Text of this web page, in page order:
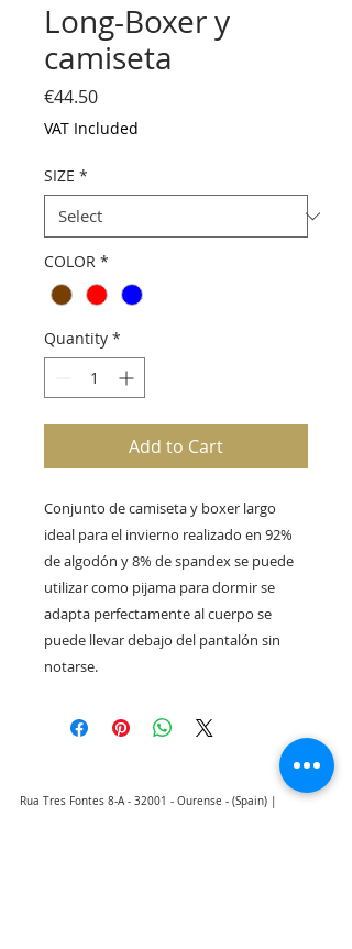
Long-Boxer y
camiseta
€44.50Price
VAT Included
SIZE *
COLOR *
Quantity *
Add to Cart
Conjunto de camiseta y boxer largo
ideal para el invierno realizado en 92%
de algodón y 8% de spandex se puede
utilizar como pijama para dormir se
adapta perfectamente al cuerpo se
puede llevar debajo del pantalón sin
notarse.
Rua Tres Fontes 8-A - 32001 - Ourense - (Spain) |